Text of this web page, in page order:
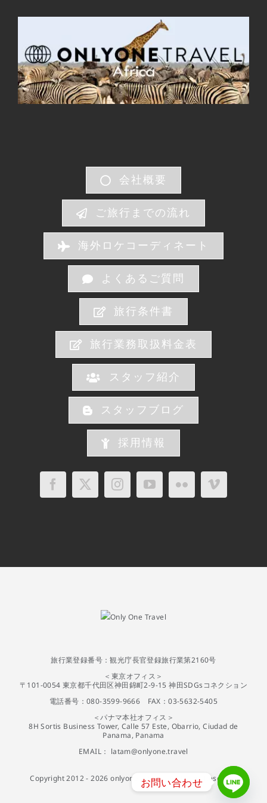
会社概要
ご旅行までの流れ
海外ロケコーディネート
よくあるご質問
旅行条件書
旅行業務取扱料金表
スタッフ紹介
スタッフブログ
採用情報
旅行業登録番号：観光庁長官登録旅行業第2160号
＜東京オフィス＞
〒101-0054 東京都千代田区神田錦町2-9-15 神田SDGsコネクション
電話番号：080-3599-9666 FAX：03-5632-5405
＜パナマ本社オフィス＞
8H Sortis Business Tower, Calle 57 Este, Obarrio, Ciudad de
Panama, Panama
EMAIL： latam@onlyone.travel
Copyright 2012 -2026 onlyone travel | All Rights Reserved
お問い合わせ